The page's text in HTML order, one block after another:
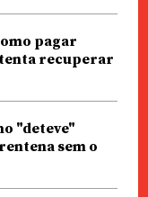
pagar
tenta recuperar
"deteve"
sem o